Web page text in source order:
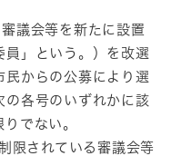
議会等を新たに設置
員」という。）を改選
民からの公募により選
の各号のいずれかに該
でない。
されている審議会等